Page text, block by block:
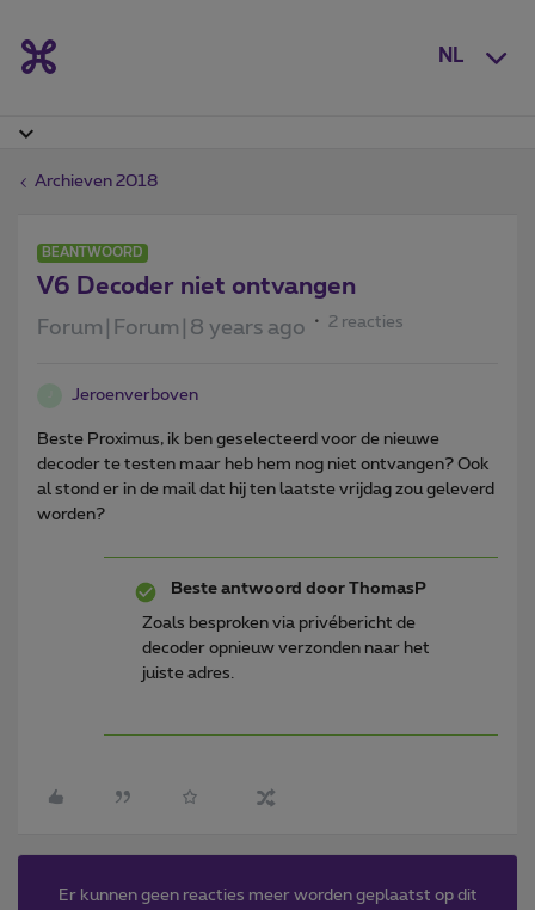
NL
Archieven 2018
BEANTWOORD
V6 Decoder niet ontvangen
Forum|Forum|8 years ago 2 reacties
Jeroenverboven
Beste Proximus, ik ben geselecteerd voor de nieuwe
decoder te testen maar heb hem nog niet ontvangen? Ook
al stond er in de mail dat hij ten laatste vrijdag zou geleverd
worden?
Beste antwoord door ThomasP
Zoals besproken via privébericht de
decoder opnieuw verzonden naar het
juiste adres.
Er kunnen geen reacties meer worden geplaatst op dit